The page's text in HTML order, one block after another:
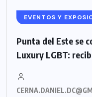
EVENTOS Y
Punta del Este se
Luxury LGBT: